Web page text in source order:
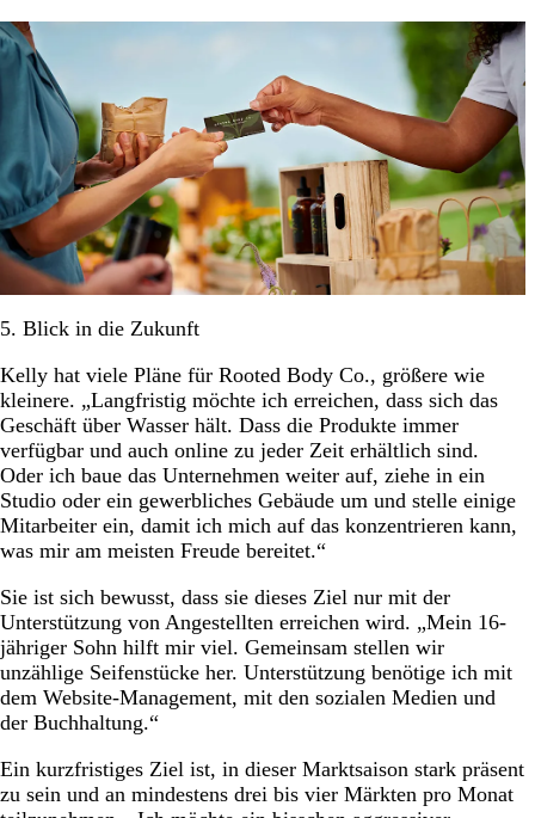
5. Blick in die Zukunft
Kelly hat viele Pläne für Rooted Body Co., größere wie
kleinere. „Langfristig möchte ich erreichen, dass sich das
Geschäft über Wasser hält. Dass die Produkte immer
verfügbar und auch online zu jeder Zeit erhältlich sind.
Oder ich baue das Unternehmen weiter auf, ziehe in ein
Studio oder ein gewerbliches Gebäude um und stelle einige
Mitarbeiter ein, damit ich mich auf das konzentrieren kann,
was mir am meisten Freude bereitet.“
Sie ist sich bewusst, dass sie dieses Ziel nur mit der
Unterstützung von Angestellten erreichen wird. „Mein 16-
jähriger Sohn hilft mir viel. Gemeinsam stellen wir
unzählige Seifenstücke her. Unterstützung benötige ich mit
dem Website-Management, mit den sozialen Medien und
der Buchhaltung.“
Ein kurzfristiges Ziel ist, in dieser Marktsaison stark präsent
zu sein und an mindestens drei bis vier Märkten pro Monat